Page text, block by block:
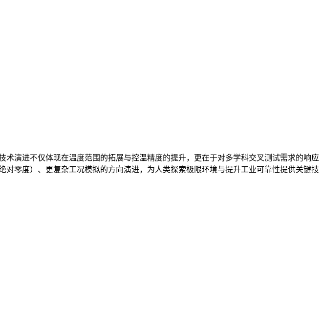
演进不仅体现在温度范围的拓展与控温精度的提升，更在于对多学科交叉测试需求的响应
零度）、更复杂工况模拟的方向演进，为人类探索极限环境与提升工业可靠性提供关键技